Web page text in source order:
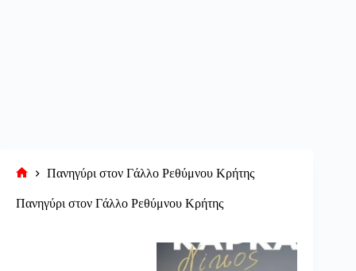
σελίδα
Πανηγύρι στον Γάλλο Ρεθύμνου Κρήτης
Πανηγύρι στον Γάλλο Ρεθύμνου Κρήτης